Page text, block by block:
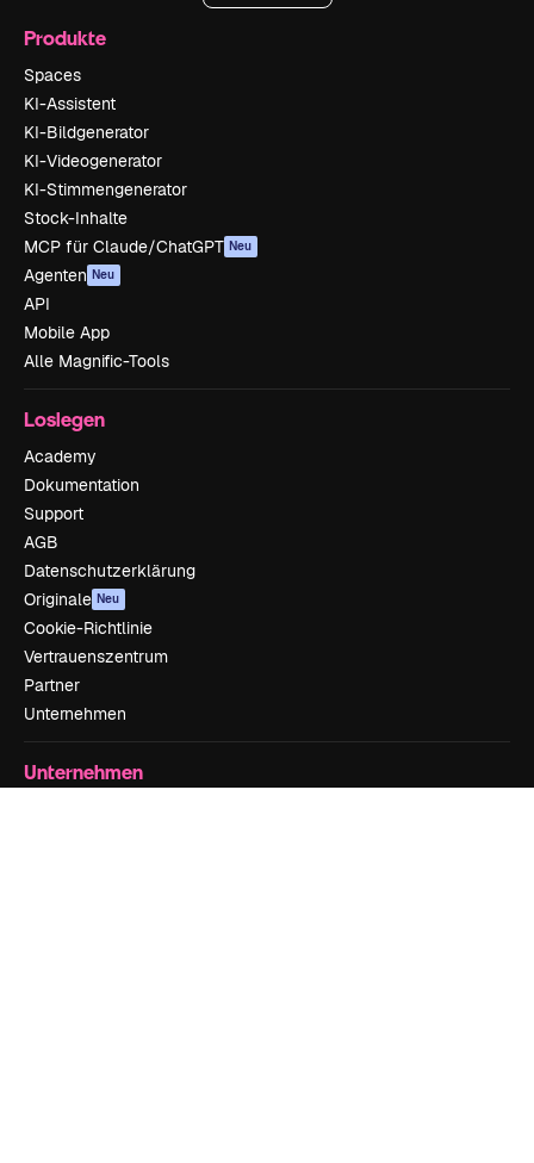
Produkte
Spaces
KI-Assistent
KI-Bildgenerator
KI-Videogenerator
KI-Stimmengenerator
Stock-Inhalte
MCP für Claude/ChatGPT Neu
Agenten Neu
API
Mobile App
Alle Magnific-Tools
Loslegen
Academy
Dokumentation
Support
AGB
Datenschutzerklärung
Originale Neu
Cookie-Richtlinie
Vertrauenszentrum
Partner
Unternehmen
Unternehmen